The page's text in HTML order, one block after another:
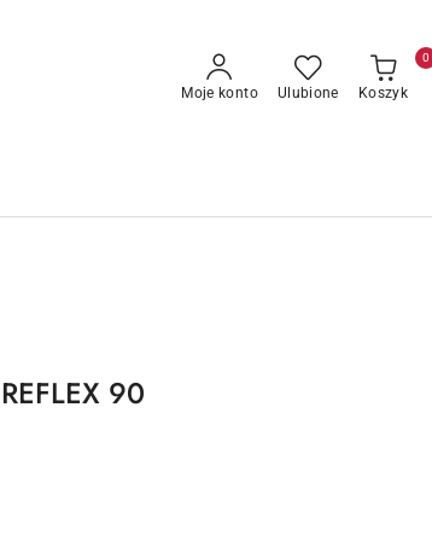
Moje konto Ulubione Koszyk
0
90